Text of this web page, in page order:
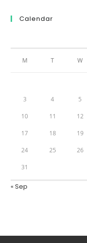
Calendar
M T W
3 4 5
10 11 12
17 18 19
24 25 26
31
« Sep